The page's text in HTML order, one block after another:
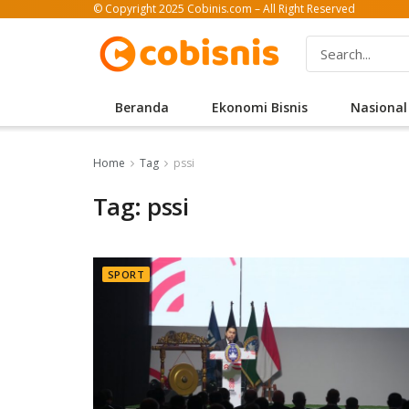
© Copyright 2025 Cobinis.com – All Right Reserved
Beranda Ekonomi Bisnis Nasional
Home Tag pssi
Tag: pssi
SPORT